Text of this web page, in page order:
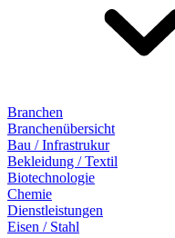
Branchen
Branchenübersicht
Bau / Infrastrukur
Bekleidung / Textil
Biotechnologie
Chemie
Dienstleistungen
Eisen / Stahl